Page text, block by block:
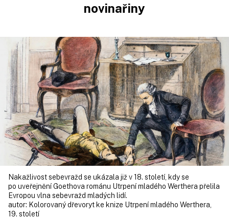
novinařiny
Nakažlivost sebevražd se ukázala již v 18. století, kdy se
po uveřejnění Goethova románu Utrpení mladého Werthera přelila
Evropou vlna sebevražd mladých lidí.
autor: Kolorovaný dřevoryt ke knize Utrpení mladého Werthera,
19. století